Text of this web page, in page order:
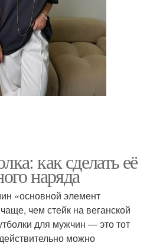
как сделать её
наряда
«основной элемент
чем стейк на веганской
для мужчин — это тот
можно